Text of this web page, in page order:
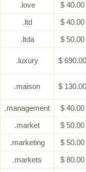
.love
$ 40.00
.ltd
$ 40.00
.ltda
$ 50.00
.luxury $ 690.00
.maison $ 130.00
.management
$ 40.00
.market
$ 50.00
.marketing
$ 50.00
.markets
$ 80.00